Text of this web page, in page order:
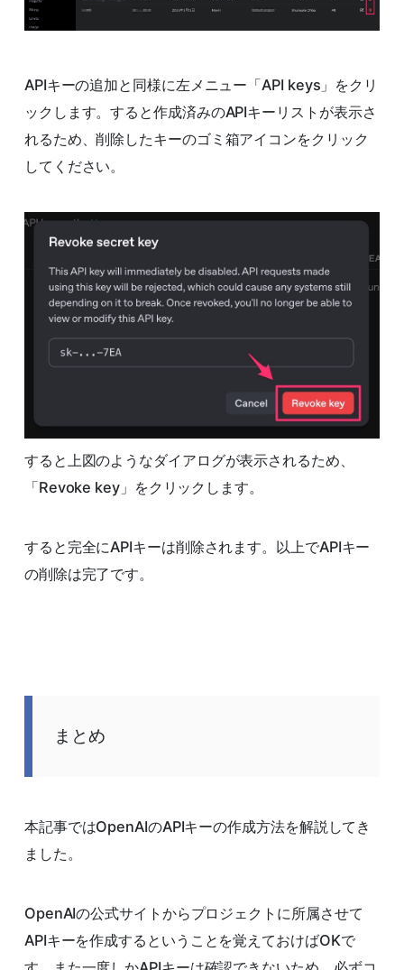
APIキーの追加と同様に左メニュー「API keys」をクリ
ックします。すると作成済みのAPIキーリストが表示さ
れるため、削除したキーのゴミ箱アイコンをクリック
してください。
すると上図のようなダイアログが表示されるため、
「Revoke key」をクリックします。
すると完全にAPIキーは削除されます。以上でAPIキー
の削除は完了です。
まとめ
本記事ではOpenAIのAPIキーの作成方法を解説してき
ました。
OpenAIの公式サイトからプロジェクトに所属させて
APIキーを作成するということを覚えておけばOKで